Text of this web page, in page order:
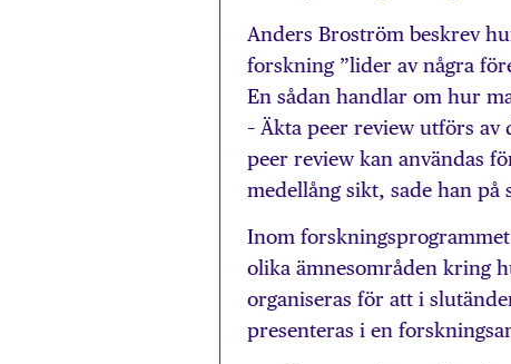
Anders Broström beskrev
forskning ”lider av några
En sådan handlar om hur
– Äkta peer review utförs
peer review kan användas
medellång sikt, sade han på
Inom
olika ämnesområden kring
organiseras för att i
presenteras i en